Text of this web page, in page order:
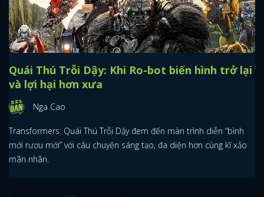
Quái Thú Trỗi Dậy: Khi Ro-bot biến hình trở lại
và lợi hại hơn xưa
Nga Cao
Transformers: Quái Thú Trỗi Dậy đem đến màn trình diễn “bình
mới rượu mới” với câu chuyện sáng tạo, đa diện hơn cùng kĩ xảo
mãn nhãn.